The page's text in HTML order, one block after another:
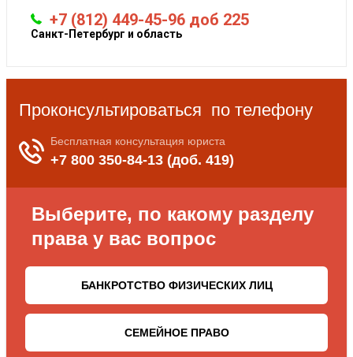
+7 (812) 449-45-96 доб 225
Санкт-Петербург и область